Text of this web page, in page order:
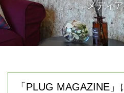
メディ
「PLUG MAGAZINE